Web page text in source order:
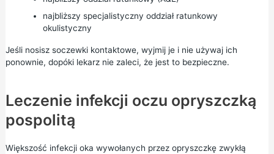
najbliższy specjalistyczny oddział ratunkowy
okulistyczny
Jeśli nosisz soczewki kontaktowe, wyjmij je i nie używaj ich
ponownie, dopóki lekarz nie zaleci, że jest to bezpieczne.
Leczenie infekcji oczu opryszczką
pospolitą
Większość infekcji oka wywołanych przez opryszczkę zwykłą